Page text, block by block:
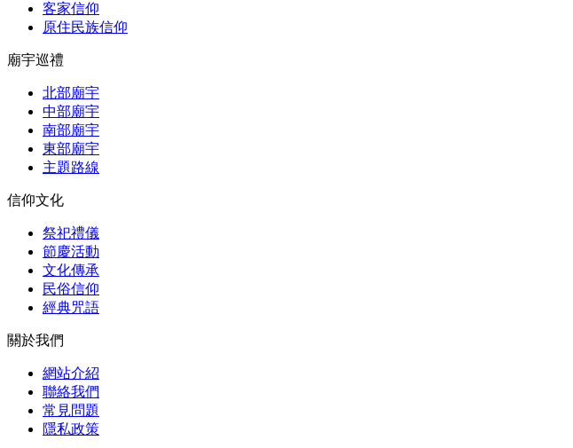
客家信仰
原住民族信仰
廟宇巡禮
北部廟宇
中部廟宇
南部廟宇
東部廟宇
主題路線
信仰文化
祭祀禮儀
節慶活動
文化傳承
民俗信仰
經典咒語
關於我們
網站介紹
聯絡我們
常見問題
隱私政策